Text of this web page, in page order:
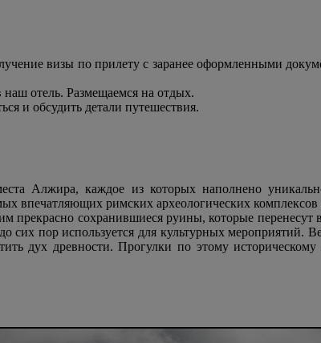
визы по прилету с заранее оформленными
отель. Размещаемся на отдых.
и обсудить детали путешествия.
Алжира, каждое из которых наполнено
впечатляющих римских археологических
прекрасно сохранившиеся руины, которые
сих пор используется для культурных
дух древности. Прогулки по этому